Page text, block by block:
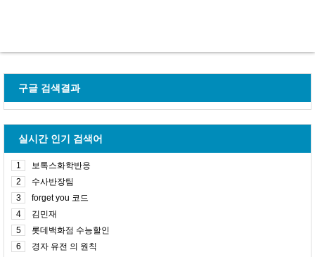
구글 검색결과
실시간 인기 검색어
1
보톡스화학반응
2
수사반장팀
3
forget you 코드
4
김민재
5
롯데백화점 수능할인
6
경자 유전 의 원칙